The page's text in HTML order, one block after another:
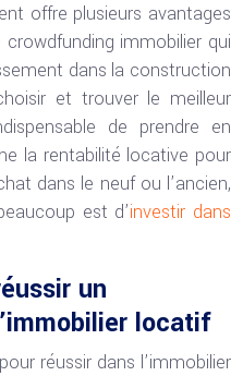
offre plusieurs avantages
immobilier qui
dans la construction
et trouver le meilleur
de prendre en
la rentabilité locative pour
dans le neuf ou l’ancien,
est d’investir dans
un
locatif
réussir dans l’immobilier